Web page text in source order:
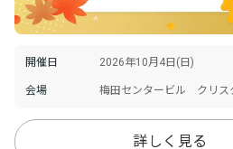
開催日 2026年10月4日(日)
会場 梅田センタービル クリス
詳しく見る